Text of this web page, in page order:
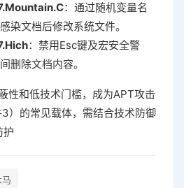
‌：通过随机变量名
染文档后修改系统文件‌。
‌：禁用Esc键及宏安全警
删除文档内容‌。
性和低技术门槛，成为APT攻击
3）的常见载体，需结合技术防御
护‌
马